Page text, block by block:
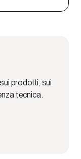
prodotti, sui
tecnica.